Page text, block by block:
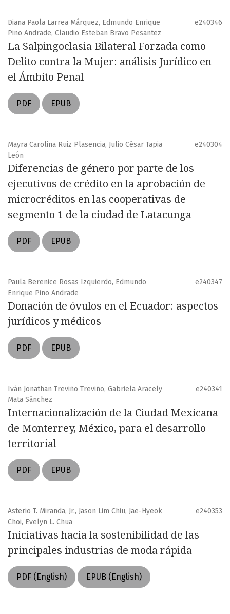
Diana Paola Larrea Márquez, Edmundo Enrique
Pino Andrade, Claudio Esteban Bravo Pesantez
e240346
La Salpingoclasia Bilateral Forzada como
Delito contra la Mujer: análisis Jurídico en
el Ámbito Penal
PDF EPUB
Mayra Carolina Ruiz Plasencia, Julio César Tapia
León
e240304
Diferencias de género por parte de los
ejecutivos de crédito en la aprobación de
microcréditos en las cooperativas de
segmento 1 de la ciudad de Latacunga
PDF EPUB
Paula Berenice Rosas Izquierdo, Edmundo
Enrique Pino Andrade
e240347
Donación de óvulos en el Ecuador: aspectos
jurídicos y médicos
PDF EPUB
Iván Jonathan Treviño Treviño, Gabriela Aracely
Mata Sánchez
e240341
Internacionalización de la Ciudad Mexicana
de Monterrey, México, para el desarrollo
territorial
PDF EPUB
Asterio T. Miranda, Jr., Jason Lim Chiu, Jae-Hyeok
Choi, Evelyn L. Chua
e240353
Iniciativas hacia la sostenibilidad de las
principales industrias de moda rápida
PDF (English) EPUB (English)